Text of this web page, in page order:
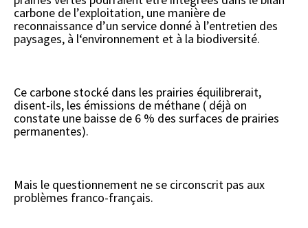
carbone de l’exploitation, une manière de
reconnaissance d’un service donné à l’entretien des
paysages, à l‘environnement et à la biodiversité.
Ce carbone stocké dans les prairies équilibrerait,
disent-ils, les émissions de méthane ( déjà on
constate une baisse de 6 % des surfaces de prairies
permanentes).
Mais le questionnement ne se circonscrit pas aux
problèmes franco-français.